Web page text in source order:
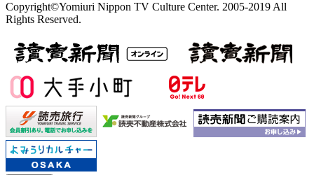
Copyright©Yomiuri Nippon TV Culture Center. 2005-2019 All
Rights Reserved.